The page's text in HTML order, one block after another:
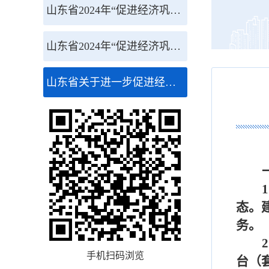
山东省2024年“促进经济巩固向好、加快绿色低碳高质量发展”政策清单（第一批）涉企政策解读
山东省2024年“促进经济巩固向好、加快绿色低碳高质量发展”政策清单（第二批）涉企政策解读
山东省关于进一步促进经济稳健向好、进中提质的若干政策措施
手机扫码浏览
态。
务。
台（